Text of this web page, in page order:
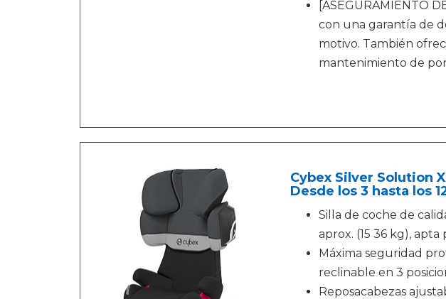
[ASEGURAMIENTO
con una garantía de
motivo. También
mantenimiento de
Cybex Silver Solution
Desde los 3 hasta los
Silla de coche de
aprox. (15 36 kg), apta
Máxima seguridad
reclinable en 3
Reposacabezas